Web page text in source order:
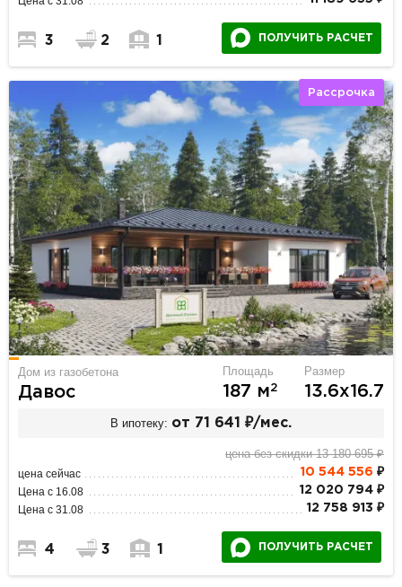
3 2 1 ПОЛУЧИТЬ РАСЧЕТ
Рассрочка
Дом из газобетона
Давос
Площадь
187 м2
Размер
13.6х16.7
В ипотеку: от 71 641 ₽/мес.
цена без скидки 13 180 695 ₽
цена сейчас 10 544 556 ₽
Цена с 16.08 12 020 794 ₽
Цена с 31.08 12 758 913 ₽
4 3 1 ПОЛУЧИТЬ РАСЧЕТ